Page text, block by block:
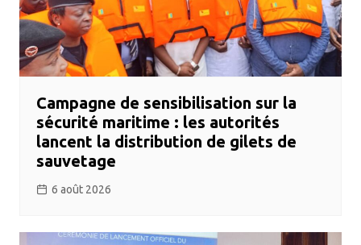
Campagne de sensibilisation sur la
sécurité maritime : les autorités
lancent la distribution de gilets de
sauvetage
6 août 2026